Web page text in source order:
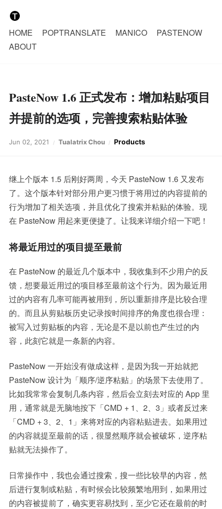
HOME POPTRANSLATE MANICO
PASTENOW
ABOUT
PasteNow 1.6 正式发布：增加粘贴项目
并提前的选项，完善搜索粘贴体验
Jun 02, 2021 Tualatrix Chou Products
继上个版本 1.5 后刚好两周，今天 PasteNow 1.6 又发布
了。这个版本针对部分用户更习惯于将用过的内容提前的
行为增加了相关选项，并且优化了搜索并粘贴的体验。现
在 PasteNow 用起来更便捷了。让我来详细介绍一下吧！
将最近用过的项目提至最前
在 PasteNow 的最近几个版本中，我收集到不少用户的反
馈，想要最近用过的项目移至最前这个行为。因为最近用
过的内容有几率可能再被用到，所以重新排序是比较合理
的。而且从剪贴板历史记录按时间排序的角度也很合理：
被写入过剪贴板的内容，无论是不是以前也产生过的内
容，此刻它就是一条新的内容。
PasteNow 一开始没有做成这样，是因为我一开始就把
PasteNow 设计为「顺序/逆序粘贴」的场景下去使用了。
比如我常常会复制几条内容，然后会立刻去对应的 App 里
用，通常就是无脑地按下「CMD + 1、2、3」或者反过来
「CMD + 3、2、1」来将对应的内容粘贴进去。如果用过
的内容就提至最前的话，很显然顺序就会被破坏，逆序粘
贴就无法操作了。
日常操作中，我也会通过搜索，搜一些比较早的内容，然
后进行复制或粘贴，有时候会比较频繁地用到，如果用过
的内容被提前了，确实更容易找到，至少它还在最前的时